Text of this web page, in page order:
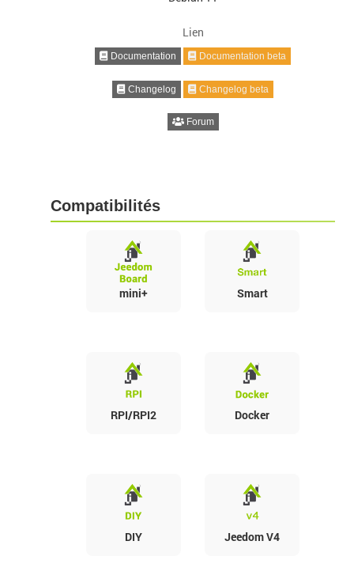
Lien
Documentation Documentation beta
Changelog Changelog beta
Forum
Compatibilités
mini+ Smart
RPI/RPI2 Docker
DIY Jeedom V4